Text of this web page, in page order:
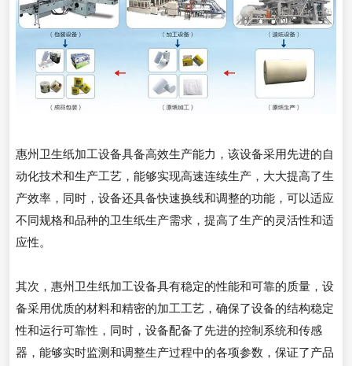
惠州卫生纸加工设备具备高效生产能力，该设备采用先进的自
动化技术和生产工艺，能够实现高速连续生产，大大提高了生
产效率，同时，设备还具备快速换线和调整的功能，可以适应
不同规格和品种的卫生纸生产需求，提高了生产的灵活性和适
应性。
其次，惠州卫生纸加工设备具有稳定的性能和可靠的质量，设
备采用优质的材料和精密的加工工艺，确保了设备的结构稳定
性和运行可靠性，同时，设备配备了先进的控制系统和传感
器，能够实时监测和调整生产过程中的各项参数，保证了产品